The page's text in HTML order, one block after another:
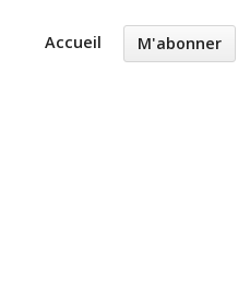
Accueil M'abonner